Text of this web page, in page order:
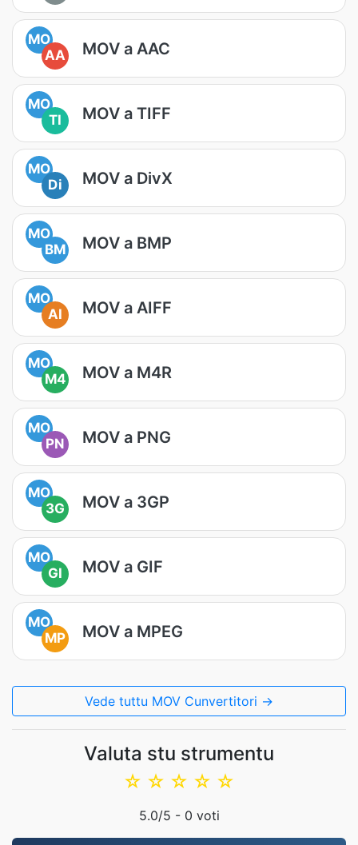
MO
AA
MOV a AAC
MO
TI
MOV a TIFF
MO
Di
MOV a DivX
MO
BM
MOV a BMP
MO
AI
MOV a AIFF
MO
M4
MOV a M4R
MO
PN
MOV a PNG
MO
3G
MOV a 3GP
MO
GI
MOV a GIF
MO
MP
MOV a MPEG
Vede tuttu MOV Cunvertitori →
Valuta stu strumentu
☆
☆
☆
☆
☆
5.0/5 - 0 voti